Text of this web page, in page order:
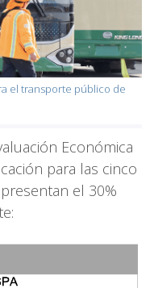
el transporte público de
Económica
para las cinco
el 30%